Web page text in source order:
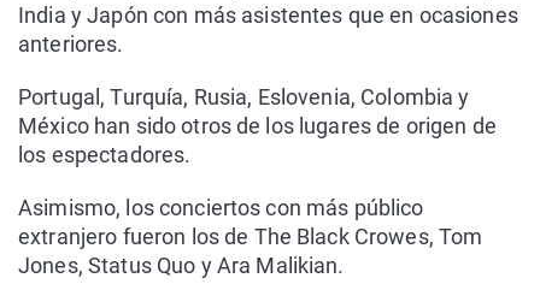
India y Japón con más asistentes que en ocasiones
anteriores.
Portugal, Turquía, Rusia, Eslovenia, Colombia y
México han sido otros de los lugares de origen de
los espectadores.
Asimismo, los conciertos con más público
extranjero fueron los de The Black Crowes, Tom
Jones, Status Quo y Ara Malikian.